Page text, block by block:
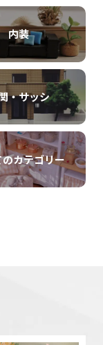
内装
・サッシ
のカテゴリー